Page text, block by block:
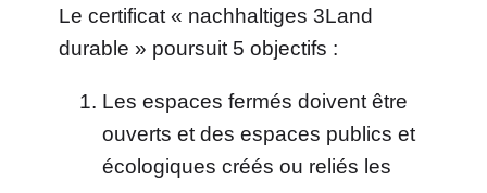
Le certificat « nachhaltiges 3Land
durable » poursuit 5 objectifs :
Les espaces fermés doivent être
ouverts et des espaces publics et
écologiques créés ou reliés les